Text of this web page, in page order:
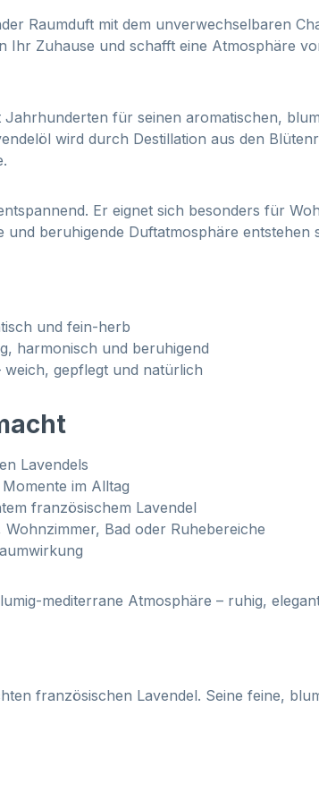
Raumduft mit dem unverwechselbaren
Ihr Zuhause und schafft eine Atmosphäre
für seinen aromatischen,
wird durch Destillation aus den
Er eignet sich besonders für
beruhigende Duftatmosphäre entstehen
und fein-herb
harmonisch und beruhigend
gepflegt und natürlich
Lavendels
im Alltag
französischem Lavendel
Bad oder Ruhebereiche
mediterrane Atmosphäre – ruhig,
französischen Lavendel. Seine feine,